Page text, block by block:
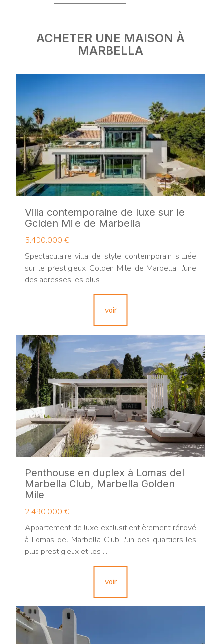
ACHETER UNE MAISON À
MARBELLA
Villa contemporaine de luxe sur le
Golden Mile de Marbella
5.400.000 €
Spectaculaire villa de style contemporain située
sur le prestigieux Golden Mile de Marbella, l'une
des adresses les plus ...
voir
Penthouse en duplex à Lomas del
Marbella Club, Marbella Golden
Mile
2.490.000 €
Appartement de luxe exclusif entièrement rénové
à Lomas del Marbella Club, l'un des quartiers les
plus prestigieux et les ...
voir